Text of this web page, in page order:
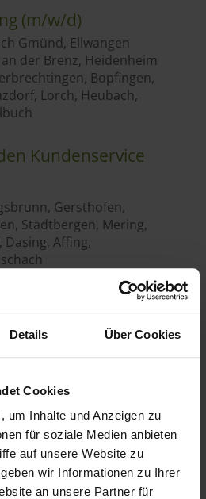
Details Über Cookies
Cookies
um Inhalte und Anzeigen zu
für soziale Medien anbieten
auf unsere Website zu
wir Informationen zu Ihrer
an unsere Partner für